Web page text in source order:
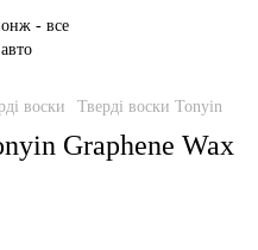
воски Тверді воски Tonyin
Graphene Wax